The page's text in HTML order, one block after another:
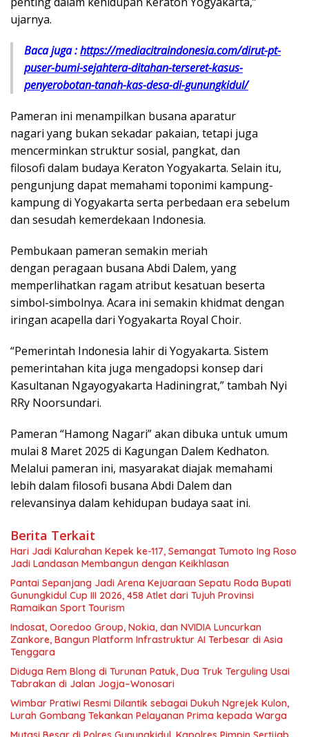
ujarnya.
Baca juga :https://mediacitraindonesia.com/dirut-pt-
puser-bumi-sejahtera-ditahan-terseret-kasus-
penyerobotan-tanah-kas-desa-di-gunungkidul/
Pameran ini menampilkan busana aparatur
nagari yang bukan sekadar pakaian, tetapi juga
mencerminkan struktur sosial, pangkat, dan
filosofi dalam budaya Keraton Yogyakarta. Selain itu,
pengunjung dapat memahami toponimi kampung-
kampung di Yogyakarta serta perbedaan era sebelum
dan sesudah kemerdekaan Indonesia.
Pembukaan pameran semakin meriah
dengan peragaan busana Abdi Dalem, yang
memperlihatkan ragam atribut kesatuan beserta
simbol-simbolnya. Acara ini semakin khidmat dengan
iringan acapella dari Yogyakarta Royal Choir.
“Pemerintah Indonesia lahir di Yogyakarta. Sistem
pemerintahan kita juga mengadopsi konsep dari
Kasultanan Ngayogyakarta Hadiningrat,” tambah Nyi
RRy Noorsundari.
Pameran “Hamong Nagari” akan dibuka untuk umum
mulai 8 Maret 2025 di Kagungan Dalem Kedhaton.
Melalui pameran ini, masyarakat diajak memahami
lebih dalam filosofi busana Abdi Dalem dan
relevansinya dalam kehidupan budaya saat ini.
Berita Terkait
Hari Jadi Kalurahan Kepek ke-117, Semangat Tumoto Ing Roso
Jadi Landasan Membangun dengan Keikhlasan
Pantai Sepanjang Jadi Arena Kejuaraan Sepatu Roda Bupati
Gunungkidul Cup III 2026, 458 Atlet dari Tujuh Provinsi
Ramaikan Sport Tourism
Indosat, Ooredoo Group, Nokia, dan NVIDIA Luncurkan
Zankore, Bangun Platform Infrastruktur AI Terbesar di Asia
Tenggara
Diduga Rem Blong di Turunan Patuk, Dua Truk Terguling Usai
Tabrakan di Jalan Jogja–Wonosari
Wimbar Pratiwi Resmi Dilantik sebagai Dukuh Ngrejek Kulon,
Lurah Gombang Tekankan Pelayanan Prima kepada Warga